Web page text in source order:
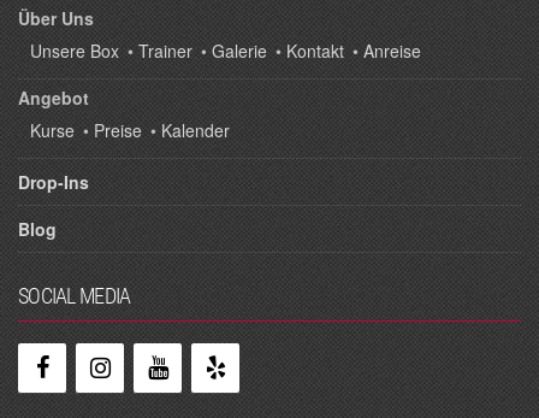
Über Uns
Unsere Box • Trainer • Galerie • Kontakt •Anreise
Angebot
Kurse • Preise • Kalender
Drop-Ins
Blog
SOCIAL MEDIA